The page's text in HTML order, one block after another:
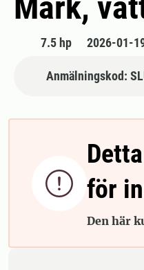
7.5 hp 2026-01-
Anmälningskod:
 för
Den här